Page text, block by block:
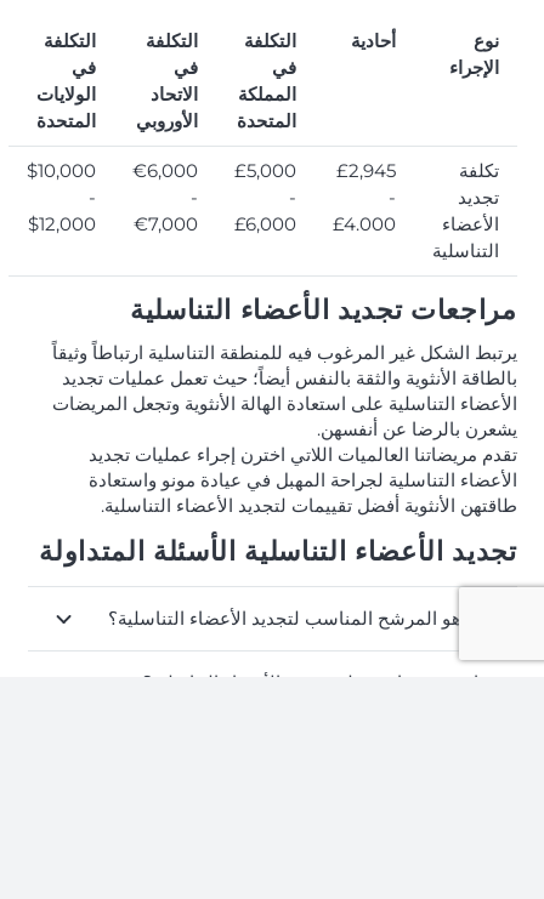
نوع
الإجراء
أحادية
التكلفة
في
المملكة
المتحدة
التكلفة
في
الاتحاد
الأوروبي
التكلفة
في
الولايات
المتحدة
تكلفة
تجديد
الأعضاء
التناسلية
£2,945
-
£4.000
£5,000
-
£6,000
€6,000
-
€7,000
$10,000
-
$12,000
مراجعات تجديد الأعضاء التناسلية
يرتبط الشكل غير المرغوب فيه للمنطقة التناسلية ارتباطاً وثيقاً
بالطاقة الأنثوية والثقة بالنفس أيضاً؛ حيث تعمل عمليات تجديد
الأعضاء التناسلية على استعادة الهالة الأنثوية وتجعل المريضات
يشعرن بالرضا عن أنفسهن.
تقدم مريضاتنا العالميات اللاتي اخترن إجراء عمليات تجديد
الأعضاء التناسلية لجراحة المهبل في عيادة مونو واستعادة
طاقتهن الأنثوية أفضل تقييمات لتجديد الأعضاء التناسلية.
تجديد الأعضاء التناسلية الأسئلة المتداولة
من هو المرشح المناسب لتجديد الأعضاء التناسلية؟
ما هي مميزات عملية تجديد الأعضاء التناسلية؟